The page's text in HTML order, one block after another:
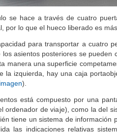
se hace a través de cuatro
por lo que el hueco liberado es
para transportar a cuatro
asientos posteriores se
manera una superficie
la izquierda, hay una caja
imagen).
está compuesto por una
ordenador de viaje), como la del
tiene un sistema de
las indicaciones relativas